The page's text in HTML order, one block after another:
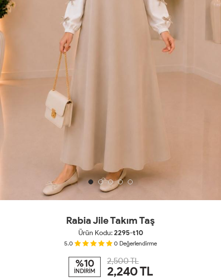
Rabia Jile Takım Taş
Ürün Kodu:2295-t10
5.0 0 Değerlendirme
%10
İNDİRİM
2,500 TL
2,240TL